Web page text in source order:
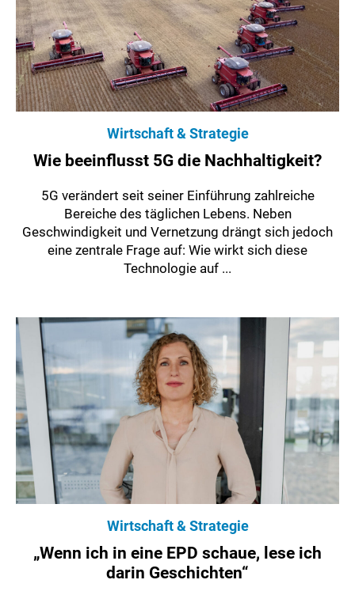
Wirtschaft & Strategie
Wie beeinflusst 5G die Nachhaltigkeit?
5G verändert seit seiner Einführung zahlreiche
Bereiche des täglichen Lebens. Neben
Geschwindigkeit und Vernetzung drängt sich jedoch
eine zentrale Frage auf: Wie wirkt sich diese
Technologie auf ...
Wirtschaft & Strategie
„Wenn ich in eine EPD schaue, lese ich
darin Geschichten“